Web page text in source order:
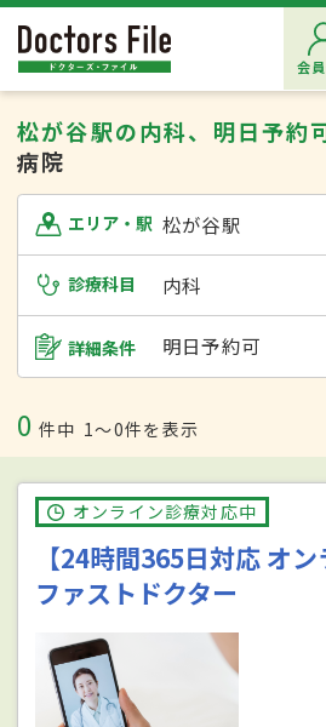
会
松が谷駅の内科、明日予約
病院
エリア・駅 松が谷駅
診療科目 内科
詳細条件 明日予約可
0 件中 1〜0件を表示
オンライン診療対応中
【24時間365日対応 オン
ファストドクター